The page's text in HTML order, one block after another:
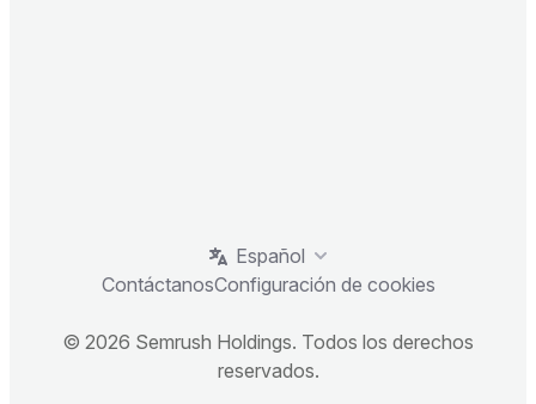
Español
ContáctanosConfiguración de cookies
© 2026 Semrush Holdings. Todos los derechos
reservados.